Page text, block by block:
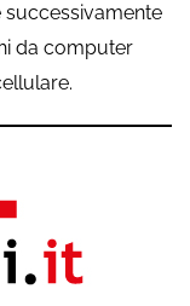
da computer